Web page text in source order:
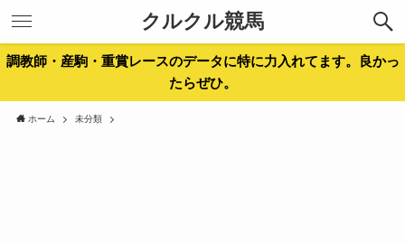
クルクル競馬
調教師・産駒・重賞レースのデータに特に力入れてます。良かっ
たらぜひ。
ホーム 未分類